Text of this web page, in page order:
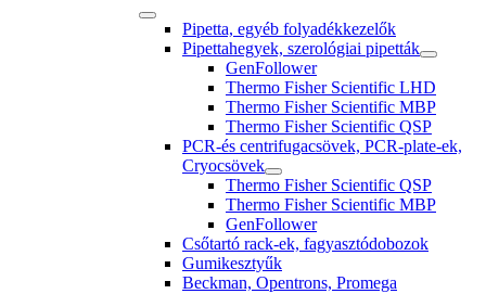
Pipetta, egyéb folyadékkezelők
Pipettahegyek, szerológiai pipetták
GenFollower
Thermo Fisher Scientific LHD
Thermo Fisher Scientific MBP
Thermo Fisher Scientific QSP
PCR-és centrifugacsövek, PCR-plate-ek,
Cryocsövek
Thermo Fisher Scientific QSP
Thermo Fisher Scientific MBP
GenFollower
Csőtartó rack-ek, fagyasztódobozok
Gumikesztyűk
Beckman, Opentrons, Promega